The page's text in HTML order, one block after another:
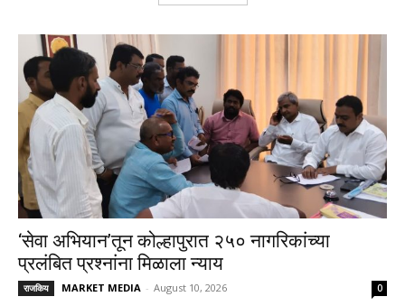
‘सेवा अभियान’तून कोल्हापुरात २५० नागरिकांच्या
प्रलंबित प्रश्नांना मिळाला न्याय
राजकिय MARKET MEDIA - August 10, 2026 0